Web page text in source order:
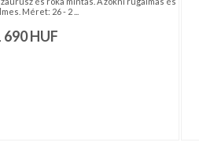
Méret: 26 - 2 ...
690HUF